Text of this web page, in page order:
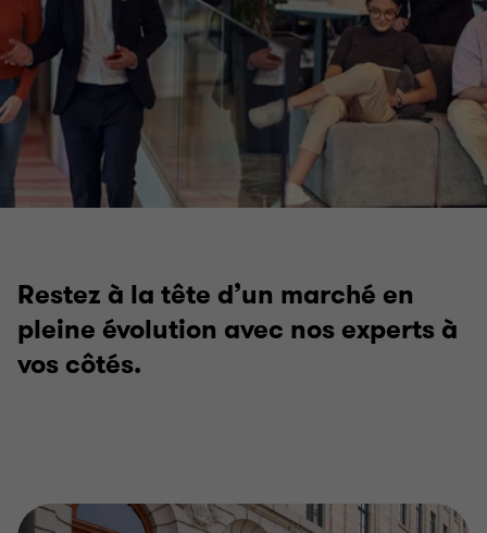
Restez à la tête d’un marché en
pleine évolution avec nos experts à
vos côtés.